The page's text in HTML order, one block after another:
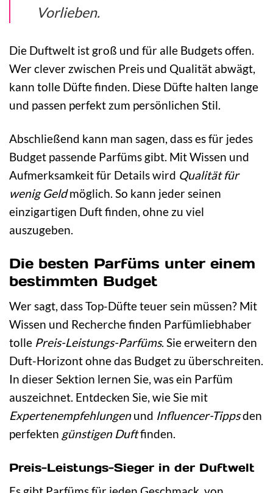
Vorlieben.
Die Duftwelt ist groß und für alle Budgets offen.
Wer clever zwischen Preis und Qualität abwägt,
kann tolle Düfte finden. Diese Düfte halten lange
und passen perfekt zum persönlichen Stil.
Abschließend kann man sagen, dass es für jedes
Budget passende Parfüms gibt. Mit Wissen und
Aufmerksamkeit für Details wird Qualität für
wenig Geldmöglich. So kann jeder seinen
einzigartigen Duft finden, ohne zu viel
auszugeben.
Die besten Parfüms unter einem
bestimmten Budget
Wer sagt, dass Top-Düfte teuer sein müssen? Mit
Wissen und Recherche finden Parfümliebhaber
tolle Preis-Leistungs-Parfüms. Sie erweitern den
Duft-Horizont ohne das Budget zu überschreiten.
In dieser Sektion lernen Sie, was ein Parfüm
auszeichnet. Entdecken Sie, wie Sie mit
Expertenempfehlungenund Influencer-Tippsden
perfekten günstigen Duftfinden.
Preis-Leistungs-Sieger in der Duftwelt